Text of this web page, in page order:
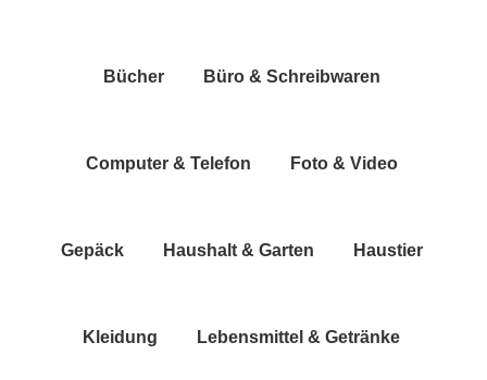
Bücher Büro & Schreibwaren
Com­pu­ter & Telefon Foto & Video
Gepäck Haus­halt & Garten Haus­tier
Klei­dung Lebens­mit­tel & Getränke